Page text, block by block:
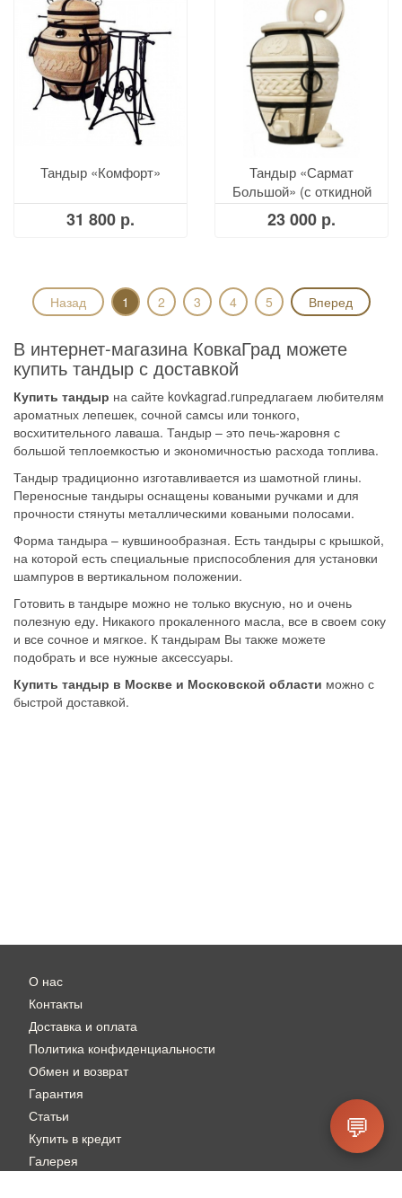
Тандыр «Комфорт»
31 800 р.
Тандыр «Сармат
Большой» (с откидной
крышкой)
23 000 р.
Назад 1 2 3 4 5 Вперед
В интернет-магазина КовкаГрад можете
купить тандыр с доставкой
Купить тандыр на сайте kovkagrad.ruпредлагаем любителям
ароматных лепешек, сочной самсы или тонкого,
восхитительного лаваша. Тандыр – это печь-жаровня с
большой теплоемкостью и экономичностью расхода топлива.
Тандыр традиционно изготавливается из шамотной глины.
Переносные тандыры оснащены коваными ручками и для
прочности стянуты металлическими коваными полосами.
Форма тандыра – кувшинообразная. Есть тандыры с крышкой,
на которой есть специальные приспособления для установки
шампуров в вертикальном положении.
Готовить в тандыре можно не только вкусную, но и очень
полезную еду. Никакого прокаленного масла, все в своем соку
и все сочное и мягкое. К тандырам Вы также можете
подобрать и все нужные аксессуары.
Купить тандыр в Москве и Московской области можно с
быстрой доставкой.
О нас
Контакты
Доставка и оплата
Политика конфиденциальности
Обмен и возврат
Гарантия
Статьи
Купить в кредит
Галерея
💬